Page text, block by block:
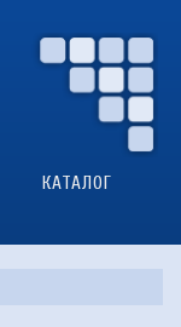
КАТАЛОГ